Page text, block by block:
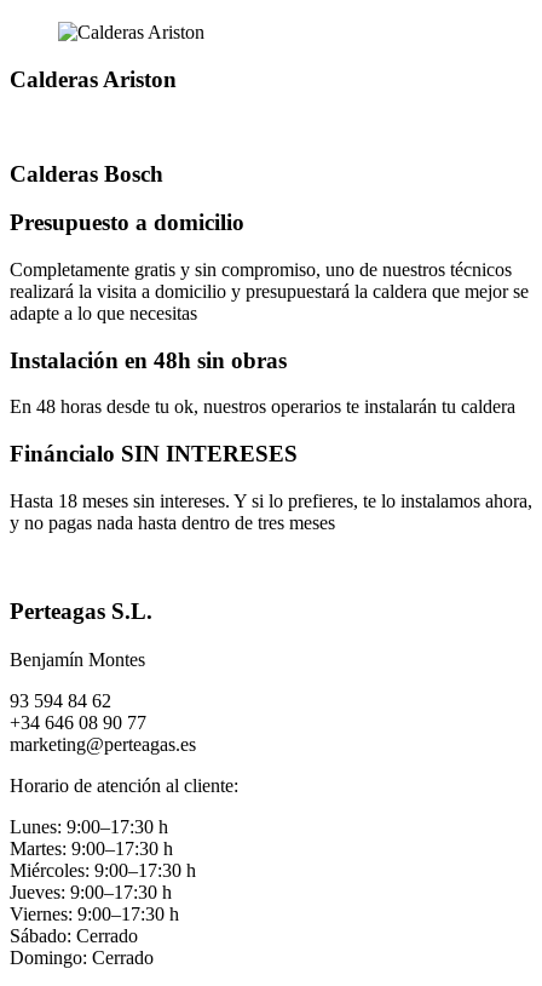
Calderas Ariston
Calderas Bosch
Presupuesto a domicilio
Completamente gratis y sin compromiso, uno de nuestros técnicos
realizará la visita a domicilio y presupuestará la caldera que mejor se
adapte a lo que necesitas
Instalación en 48h sin obras
En 48 horas desde tu ok, nuestros operarios te instalarán tu caldera
Fináncialo SIN INTERESES
Hasta 18 meses sin intereses. Y si lo prefieres, te lo instalamos ahora,
y no pagas nada hasta dentro de tres meses
Perteagas S.L.
Benjamín Montes
93 594 84 62
+34 646 08 90 77
marketing@perteagas.es
Horario de atención al cliente:
Lunes: 9:00–17:30 h
Martes: 9:00–17:30 h
Miércoles: 9:00–17:30 h
Jueves: 9:00–17:30 h
Viernes: 9:00–17:30 h
Sábado: Cerrado
Domingo: Cerrado